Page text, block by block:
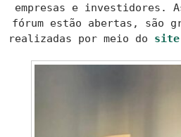
empresas e investidores.
fórum estão abertas, são
realizadas por meio do